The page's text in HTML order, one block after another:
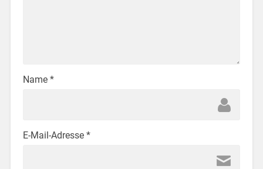
Name *
E-Mail-Adresse *